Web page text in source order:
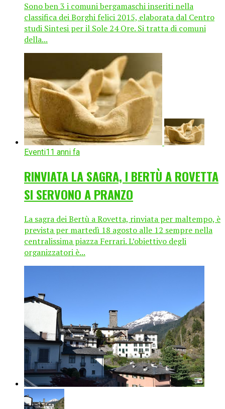
Sono ben 3 i comuni bergamaschi inseriti nella
classifica dei Borghi felici 2015, elaborata dal Centro
studi Sintesi per il Sole 24 Ore. Si tratta di comuni
della...
Eventi11 anni fa
RINVIATA LA SAGRA, I BERTÙ A ROVETTA
SI SERVONO A PRANZO
La sagra dei Bertù a Rovetta, rinviata per maltempo, è
prevista per martedì 18 agosto alle 12 sempre nella
centralissima piazza Ferrari. L’obiettivo degli
organizzatori è...